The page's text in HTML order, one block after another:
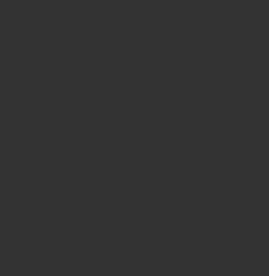
a kisgyerek megtanul
nyerő az ötletem. Miért
az, amely végül befutó